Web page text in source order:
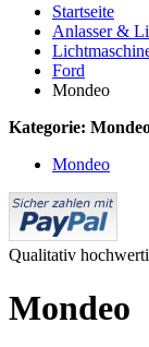
Startseite
Anlasser &
Ford
Mondeo
Kategorie:
Mondeo
Qualitativ
Mondeo